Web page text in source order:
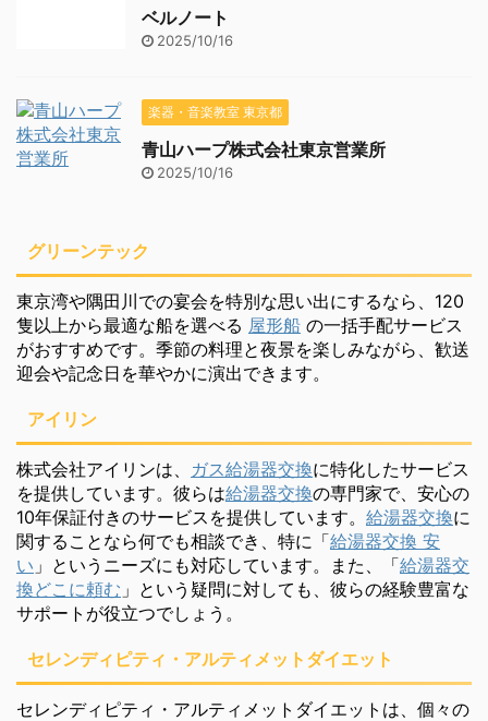
ベルノート
2025/10/16
楽器・音楽教室 東京都
青山ハープ株式会社東京営業所
2025/10/16
グリーンテック
東京湾や隅田川での宴会を特別な思い出にするなら、120
隻以上から最適な船を選べる 屋形船 の一括手配サービス
がおすすめです。季節の料理と夜景を楽しみながら、歓送
迎会や記念日を華やかに演出できます。
アイリン
株式会社アイリンは、 ガス給湯器交換に特化したサービス
を提供しています。彼らは給湯器交換の専門家で、安心の
10年保証付きのサービスを提供しています。 給湯器交換に
関することなら何でも相談でき、特に「給湯器交換 安
い 」というニーズにも対応しています。また、「給湯器交
換どこに頼む 」という疑問に対しても、彼らの経験豊富な
サポートが役立つでしょう。
セレンディピティ・アルティメットダイエット
セレンディピティ・アルティメットダイエットは、個々の